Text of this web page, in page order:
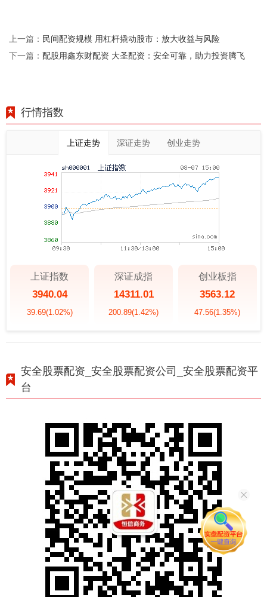
上一篇： 民间配资规模 用杠杆撬动股市：放大收益与风险
下一篇： 配股用鑫东财配资 大圣配资：安全可靠，助力投资腾飞
行情指数
上证走势 深证走势 创业走势
上证指数
3940.04
39.69(1.02%)
深证成指
14311.01
200.89(1.42%)
创业板指
3563.12
47.56(1.35%)
安全股票配资_安全股票配资公司_安全股票配资平
台